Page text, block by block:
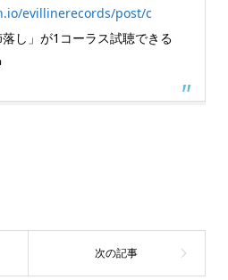
evillinerecords/post/c
し」が1コーラス試聴できる